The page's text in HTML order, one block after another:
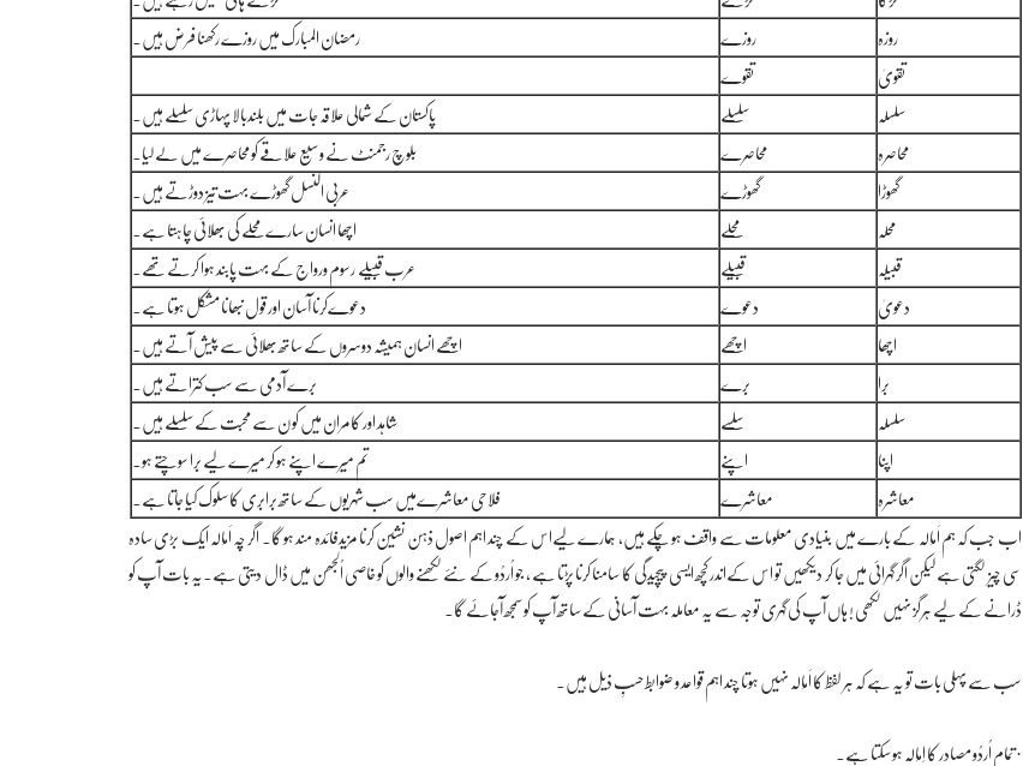
روزہ
روزے
رمضان المبارک میں روزے رکھنا فرض ہیں۔
تقویٰ
تقوے
سلسلہ
سلسلے
پاکستان کے شمالی علاقہ جات میں بلندبالا پہاڑی سلسلے ہیں۔
محاصرہ
محاصرے
بلوچ رجمنٹ نے وسیع علاقے کو محاصرے میں لے لیا۔
گھوڑا
گھوڑے
عربی النسل گھوڑے بہت تیز دوڑتے ہیں۔
محلہ
محلے
اچھا انسان سارے محلے کی بھلائی چاہتا ہے۔
قبیلہ
قبیلے
عرب قبیلے رسوم ورواج کے بہت پابند ہوا کرتے تھے۔
دعویٰ
دعوے
دعوےکرنا آسان اور قول نبھانا مشکل ہوتا ہے۔
اچھا
اچھے
اچھے انسان ہمیشہ دوسروں کے ساتھ بھلائی سے پیش آتے ہیں۔
برا
برے
برے آدمی سے سب کتراتے ہیں۔
سلسلہ
سلسے
شاہد اور کامران میں کو ن سے محبت کے سلسلے ہیں۔
اپنا
اپنے
تم میرے اپنے ہو کر میرے لیے برا سوچتے ہو۔
معاشرہ
معاشرے
فلاحی معاشرےمیں سب شہریوں کے ساتھ برابری کا سلوک کیا جاتا ہے۔
اب جب کہ ہم اَمَالَہ کے بارے میں بنیادی معلومات سے واقف ہو چکے ہیں، ہمارے لیےاس کے چند اہم اصول ذہن نشین کرنا مزیدفائدہ مند ہو گا۔ اگر چہ اَمَالَہ ایک بڑی سادہ
سی چیز لگتی ہے لیکن اگر گہرائی میں جا کر دیکھیں تو اس کےاندر کچھ ایسی پیچیدگی کا سامنا کرنا پڑتا ہے ، جو اُردُو کے نئے لکھنے والوں کو خاصی اُلجھن میں ڈال دیتی ہے۔یہ بات آپ کو
ڈرانے کے لیے ہرگز نہیں لکھی ! ہاں آپ کی گہری توجہ سے یہ معاملہ بہت آسانی کے ساتھ آپ کو سمجھ آجائے گا۔
سب سے پہلی بات تو یہ ہے کہ ہر لفظ کا اَمَالَہ نہیں ہوتا چند اہم قواعد و ضوابط حسبِ ذیل ہیں۔
· تمام اُردُو مصادر کا اِمَالَہ ہو سکتا ہے۔